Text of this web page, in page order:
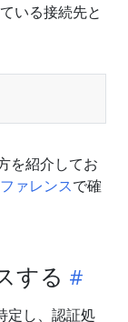
いる接続先と
を紹介してお
ァレンスで確
する
定し、認証処